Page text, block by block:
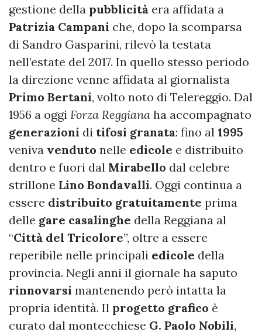
gestione della pubblicità era affidata a
Patrizia Campani che, dopo la scomparsa
di Sandro Gasparini, rilevò la testata
nell’estate del 2017. In quello stesso periodo
la direzione venne affidata al giornalista
Primo Bertani, volto noto di Telereggio. Dal
1956 a oggi Forza Reggiana ha accompagnato
generazioni di tifosi granata: fino al 1995
veniva venduto nelle edicole e distribuito
dentro e fuori dal Mirabello dal celebre
strillone Lino Bondavalli. Oggi continua a
essere distribuito gratuitamente prima
delle gare casalinghe della Reggiana al
“Città del Tricolore”, oltre a essere
reperibile nelle principali edicole della
provincia. Negli anni il giornale ha saputo
rinnovarsi mantenendo però intatta la
propria identità. Il progetto grafico è
curato dal montecchiese G. Paolo Nobili,